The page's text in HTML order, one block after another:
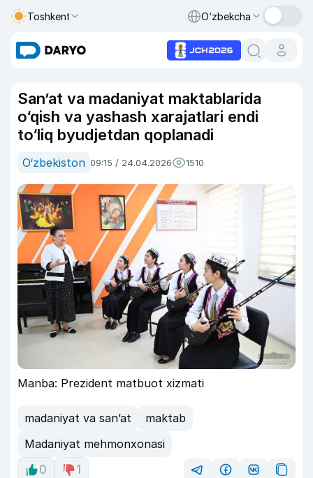
Toshkent O‘zbekcha
San’at va madaniyat maktablarida
o‘qish va yashash xarajatlari endi
to‘liq byudjetdan qoplanadi
O‘zbekiston 09:15 / 24.04.2026 1510
Manba: Prezident matbuot xizmati
madaniyat va san’at
maktab
Madaniyat mehmonxonasi
0
1